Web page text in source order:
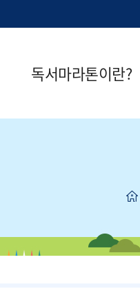
독서마라톤이란?